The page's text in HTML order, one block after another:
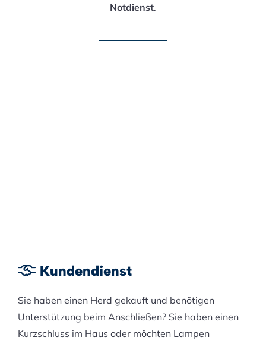
Notdienst.
Kundendienst
Sie haben einen Herd gekauft und benötigen
Unterstützung beim Anschließen? Sie haben einen
Kurzschluss im Haus oder möchten Lampen